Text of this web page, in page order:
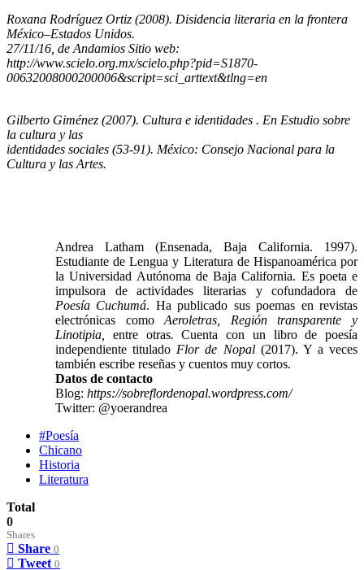
Roxana Rodríguez Ortiz (2008). Disidencia literaria en la frontera
México–Estados Unidos.
27/11/16, de Andamios Sitio web:
http://www.scielo.org.mx/scielo.php?pid=S1870-
00632008000200006&script=sci_arttext&tlng=en
Gilberto Giménez (2007). Cultura e identidades . En Estudio sobre
la cultura y las
identidades sociales (53-91). México: Consejo Nacional para la
Cultura y las Artes.
Andrea Latham (Ensenada, Baja California. 1997).
Estudiante de Lengua y Literatura de Hispanoamérica por
la Universidad Autónoma de Baja California. Es poeta e
impulsora de actividades literarias y cofundadora de
Poesía Cuchumá. Ha publicado sus poemas en revistas
electrónicas comoAeroletras, Región transparente y
Linotipia, entre otras.Cuenta con un libro de poesía
independiente titulado Flor de Nopal (2017). Y a veces
también escribe reseñas y cuentos muy cortos.
Datos de contacto
Blog: https://sobreflordenopal.wordpress.com/
Twitter: @yoerandrea
#Poesía
Chicano
Historia
Literatura
Total
0
Shares
Share 0
Tweet 0